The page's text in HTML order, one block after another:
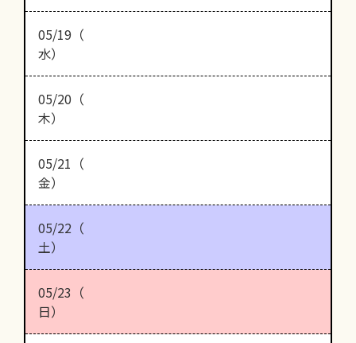
05/19（
水）
05/20（
木）
05/21（
金）
05/22（
土）
05/23（
日）